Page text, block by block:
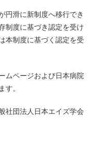
円滑に新制度へ移行でき
制度に基づき認定を受け
本制度に基づく認定を受
ムページおよび日本病院
す。
社団法人日本エイズ学会